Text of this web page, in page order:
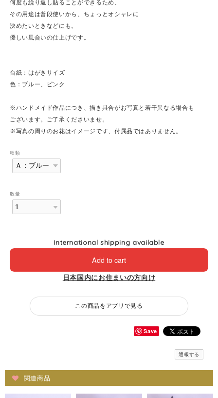
何度も繰り返し貼ることができるため、
その用途は普段使いから、ちょっとオシャレに
決めたいときなどにも。
優しい風合いの仕上げです。
台紙：はがきサイズ
色：ブルー、ピンク
※ハンドメイド作品につき、描き具合がお写真と若干異なる場合も
ございます。ご了承くださいませ。
※写真の周りのお花はイメージです、付属品ではありません。
種類
数量
International shipping available
Add to cart
日本国内にお住まいの方向け
この商品をアプリで見る
Save
通報する
関連商品